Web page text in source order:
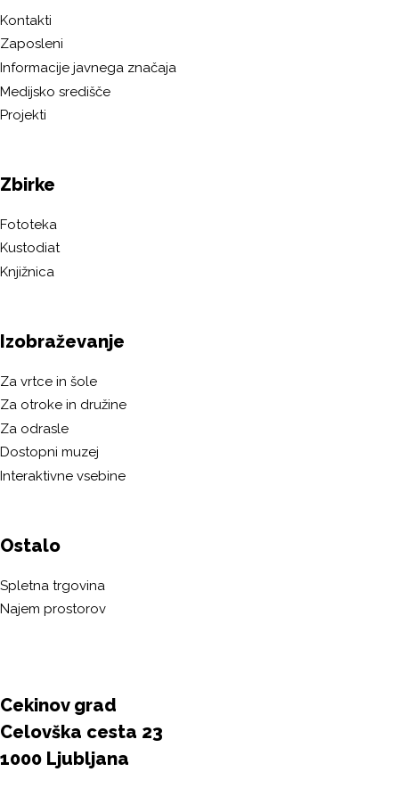
Kontakti
Zaposleni
Informacije javnega značaja
Medijsko središče
Projekti
Zbirke
Fototeka
Kustodiat
Knjižnica
Izobraževanje
Za vrtce in šole
Za otroke in družine
Za odrasle
Dostopni muzej
Interaktivne vsebine
Ostalo
Spletna trgovina
Najem prostorov
Cekinov grad
Celovška cesta 23
1000 Ljubljana